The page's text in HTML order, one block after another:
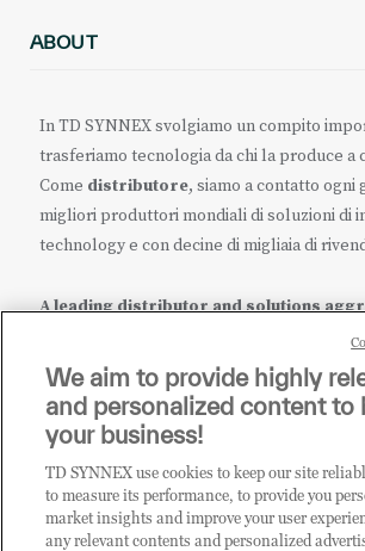
ABOUT
In TD SYNNEX svolgiamo un compito
trasferiamo tecnologia da chi la produce a
Come distributore, siamo a contatto ogni
migliori produttori mondiali di soluzioni di
technology e con decine di migliaia di
A leading distributor and solutions
it.tdsynnex.com|eu.tdsynnex.com|
CATEGORIE
We aim to provide highly
and personalized content to
your business!
TD SYNNEX use cookies to keep our site
to measure its performance, to provide you
market insights and improve your user
any relevant contents and personalized